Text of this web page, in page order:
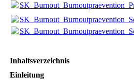
Inhaltsverzeichnis
Einleitung